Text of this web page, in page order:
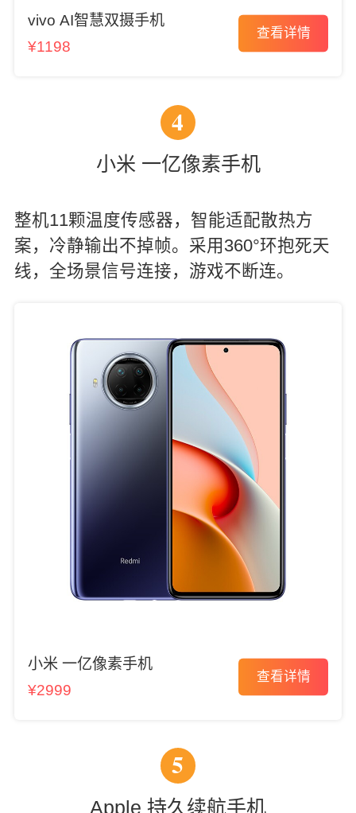
vivo AI智慧双摄手机
¥1198
查看详情
4
小米 一亿像素手机
整机11颗温度传感器，智能适配散热方
案，冷静输出不掉帧。采用360°环抱死天
线，全场景信号连接，游戏不断连。
小米 一亿像素手机
¥2999
查看详情
5
Apple 持久续航手机